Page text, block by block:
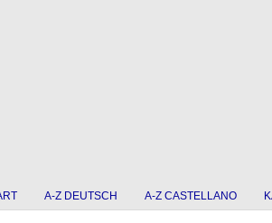
A-Z DEUTSCH A-Z CASTELLANO